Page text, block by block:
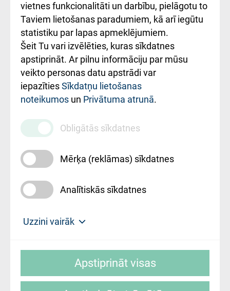
Rēķinu apmaksas
ceļvedis
Rekvizīti un
ārstniecības
iestādes kods
010000234
Maksas
pakalpojumu
cenrādis
vietnes funkcionalitāti un darbību, pielāgotu to
Taviem lietošanas paradumiem, kā arī iegūtu
statistiku par lapas apmeklējumiem.
Šeit Tu vari izvēlēties, kuras sīkdatnes
apstiprināt. Ar pilnu informāciju par mūsu
veikto personas datu apstrādi var
iepazītiesSīkdatņu lietošanas
noteikumos un Privātuma atrunā.
Obligātās sīkdatnes
Mērķa (reklāmas) sīkdatnes
Analītiskās sīkdatnes
Uzzini vairāk
slimnīca, turpmāk – Pārzinis, sīkdatņu
Apstiprināt visas